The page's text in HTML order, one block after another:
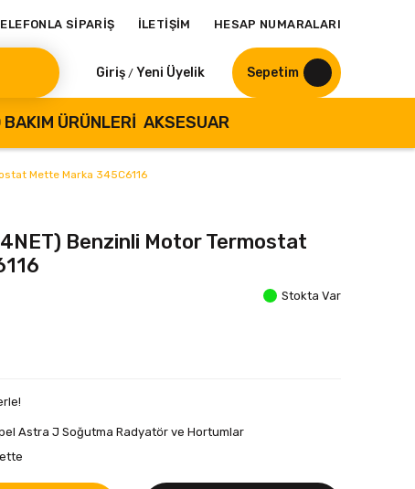
SİPARİŞ İLETİŞİM HESAP NUMARALARI
Giriş / Yeni Üyelik Sepetim
BAKIM ÜRÜNLERI AKSESUAR
Mette Marka 345C6116
Benzinli Motor Termostat
Stokta Var
Astra J Soğutma Radyatör ve Hortumlar